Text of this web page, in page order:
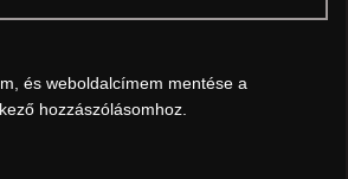
és weboldalcímem mentése a
hozzászólásomhoz.